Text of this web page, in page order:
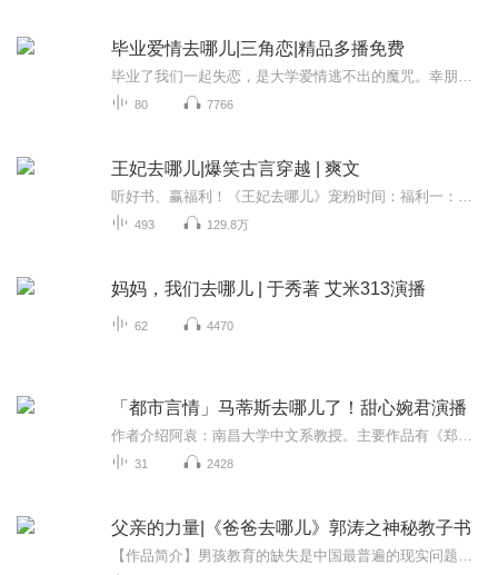
毕业爱情去哪儿|三角恋|精品多播免费
80 7766
王妃去哪儿|爆笑古言穿越 | 爽文
493 129.8万
妈妈，我们去哪儿 | 于秀著 艾米313演播
62 4470
「都市言情」马蒂斯去哪儿了！甜心婉君演播
31 2428
父亲的力量|《爸爸去哪儿》郭涛之神秘教子书